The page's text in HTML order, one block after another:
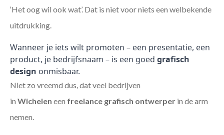
‘Het oog wil ook wat’. Dat is niet voor niets een welbekende
uitdrukking.
Wanneer je iets wilt promoten – een presentatie, een
product, je bedrijfsnaam – is een goed grafisch
design onmisbaar.
Niet zo vreemd dus, dat veel bedrijven
in Wichelen een freelance grafisch ontwerper in de arm
nemen.